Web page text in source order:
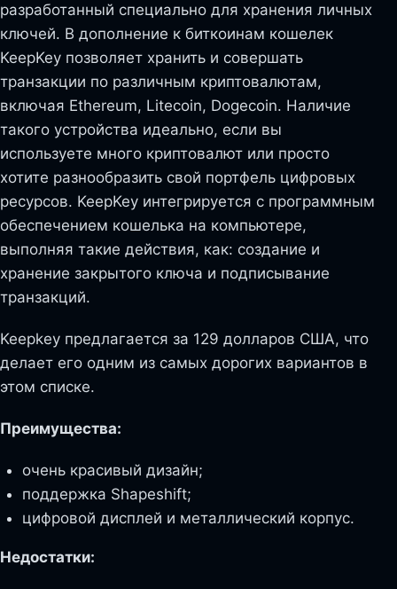
разработанный специально для хранения личных
ключей. В дополнение к биткоинам кошелек
KeepKey позволяет хранить и совершать
транзакции по различным криптовалютам,
включая Ethereum, Litecoin, Dogecoin. Наличие
такого устройства идеально, если вы
используете много криптовалют или просто
хотите разнообразить свой портфель цифровых
ресурсов. KeepKey интегрируется с программным
обеспечением кошелька на компьютере,
выполняя такие действия, как: создание и
хранение закрытого ключа и подписывание
транзакций.
Keepkey предлагается за 129 долларов США, что
делает его одним из самых дорогих вариантов в
этом списке.
Преимущества:
очень красивый дизайн;
поддержка Shapeshift;
цифровой дисплей и металлический корпус.
Недостатки: